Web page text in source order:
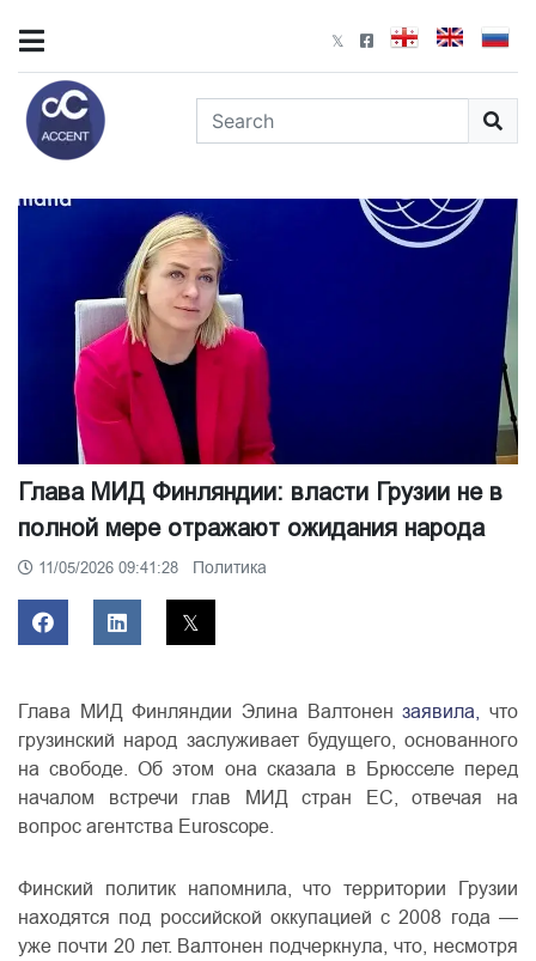
Глава МИД Финляндии: власти Грузии не в
полной мере отражают ожидания народа
11/05/2026 09:41:28 Политика
Глава МИД Финляндии Элина Валтонензаявила, что
грузинский народ заслуживает будущего, основанного
на свободе. Об этом она сказала в Брюсселе перед
началом встречи глав МИД стран ЕС, отвечая на
вопрос агентства Euroscope.
Финский политик напомнила, что территории Грузии
находятся под российской оккупацией с 2008 года —
уже почти 20 лет. Валтонен подчеркнула, что, несмотря